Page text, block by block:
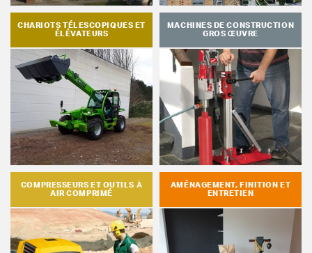
CHARIOTS TÉLESCOPIQUES ET
ÉLÉVATEURS
MACHINES DE CONSTRUCTION
GROS ŒUVRE
COMPRESSEURS ET OUTILS À
AIR COMPRIMÉ
AMÉNAGEMENT, FINITION ET
ENTRETIEN